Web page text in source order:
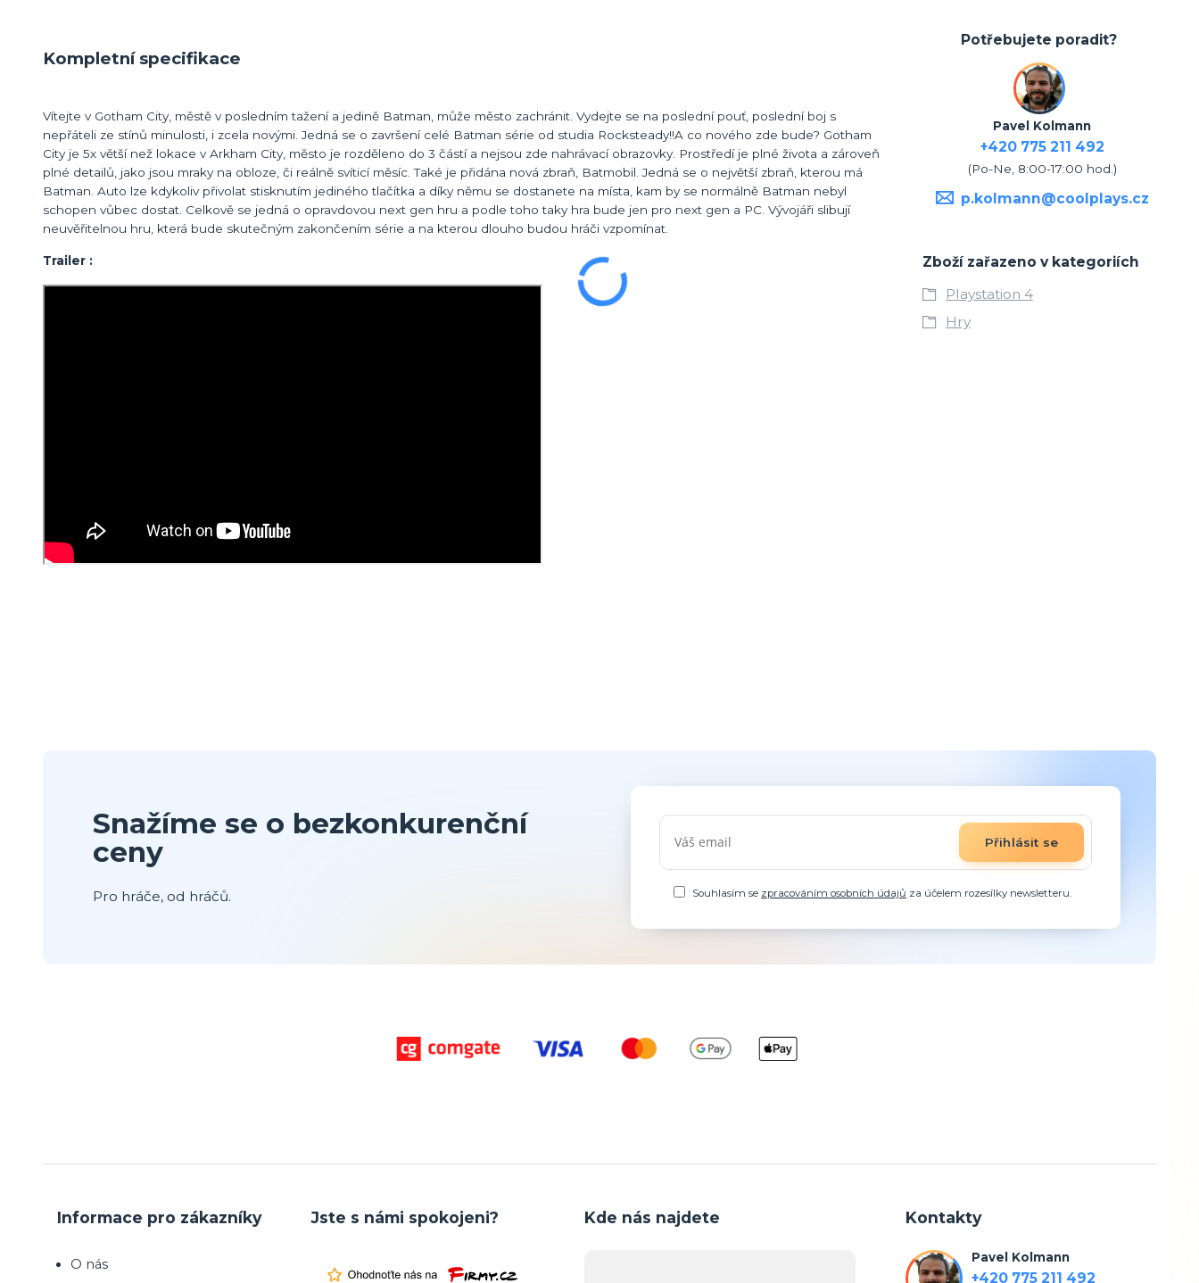
Kompletní specifikace
Vítejte v Gotham City, městě v posledním tažení a jedině Batman, může město zachránit. Vydejte se na poslední pouť, poslední boj s
nepřáteli ze stínů minulosti, i zcela novými. Jedná se o završení celé Batman série od studia Rocksteady!!A co nového zde bude? Gotham
City je 5x větší než lokace v Arkham City, město je rozděleno do 3 částí a nejsou zde nahrávací obrazovky. Prostředí je plné života a zároveň
plné detailů, jako jsou mraky na obloze, či reálně svíticí měsíc. Také je přidána nová zbraň, Batmobil. Jedná se o největší zbraň, kterou má
Batman. Auto lze kdykoliv přivolat stisknutím jediného tlačítka a díky němu se dostanete na místa, kam by se normálně Batman nebyl
schopen vůbec dostat. Celkově se jedná o opravdovou next gen hru a podle toho taky hra bude jen pro next gen a PC. Vývojáři slibují
neuvěřitelnou hru, která bude skutečným zakončením série a na kterou dlouho budou hráči vzpomínat.
Trailer :
Potřebujete poradit?
Pavel Kolmann
+420 775 211 492
(Po-Ne, 8:00-17:00 hod.)
p.kolmann@coolplays.cz
Zboží zařazeno v kategoriích
Playstation 4
Hry
Snažíme se o bezkonkurenční
ceny
Pro hráče, od hráčů.
Přihlásit se
Souhlasím se zpracováním osobních údajů za účelem rozesílky newsletteru.
Informace pro zákazníky
O nás
Jste s námi spokojeni? Kde nás najdete Kontakty
Pavel Kolmann
+420 775 211 492